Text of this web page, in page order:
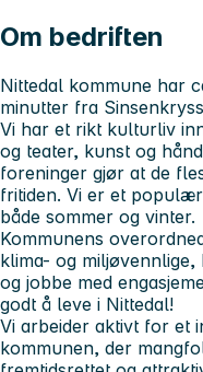
Om bedriften
Nittedal kommune har
minutter fra
Vi har et rikt kulturliv
og teater, kunst og
foreninger gjør at de
fritiden. Vi er et
både sommer og vinter.
Kommunens
klima- og
og jobbe med
godt å leve i Nittedal!
Vi arbeider aktivt for et
kommunen, der